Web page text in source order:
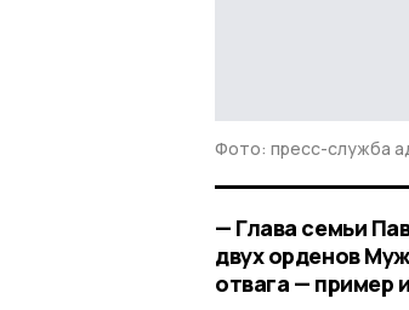
Фото: пресс-служба
— Глава семьи
двух орденов
отвага — пример